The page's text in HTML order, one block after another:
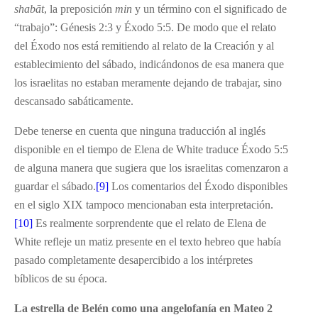
shabāt, la preposición min y un término con el significado de
“trabajo”: Génesis 2:3 y Éxodo 5:5. De modo que el relato
del Éxodo nos está remitiendo al relato de la Creación y al
establecimiento del sábado, indicándonos de esa manera que
los israelitas no estaban meramente dejando de trabajar, sino
descansado sabáticamente.
Debe tenerse en cuenta que ninguna traducción al inglés
disponible en el tiempo de Elena de White traduce Éxodo 5:5
de alguna manera que sugiera que los israelitas comenzaron a
guardar el sábado.[9] Los comentarios del Éxodo disponibles
en el siglo XIX tampoco mencionaban esta interpretación.
[10] Es realmente sorprendente que el relato de Elena de
White refleje un matiz presente en el texto hebreo que había
pasado completamente desapercibido a los intérpretes
bíblicos de su época.
La estrella de Belén como una angelofanía en Mateo 2